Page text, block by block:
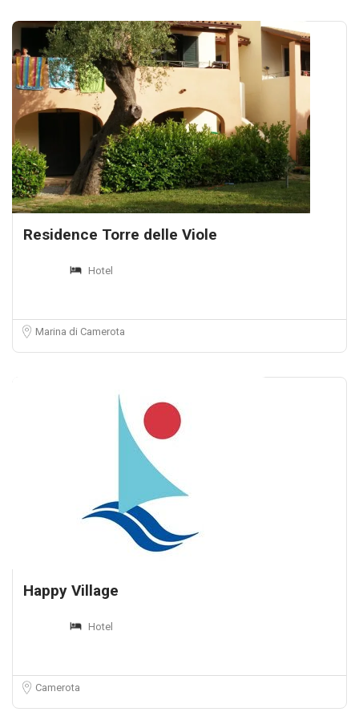
Residence Torre delle Viole
Hotel
Marina di Camerota
Happy Village
Hotel
Camerota